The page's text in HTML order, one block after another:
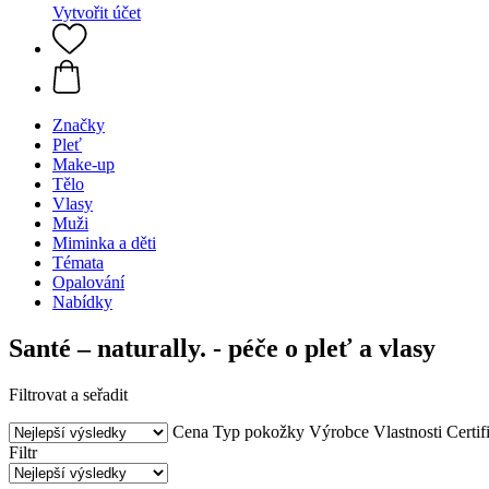
Vytvořit účet
Značky
Pleť
Make-up
Tělo
Vlasy
Muži
Miminka a děti
Témata
Opalování
Nabídky
Santé – naturally. - péče o pleť a vlasy
Filtrovat a seřadit
Cena Typ pokožky Výrobce Vlastnosti
Filtr